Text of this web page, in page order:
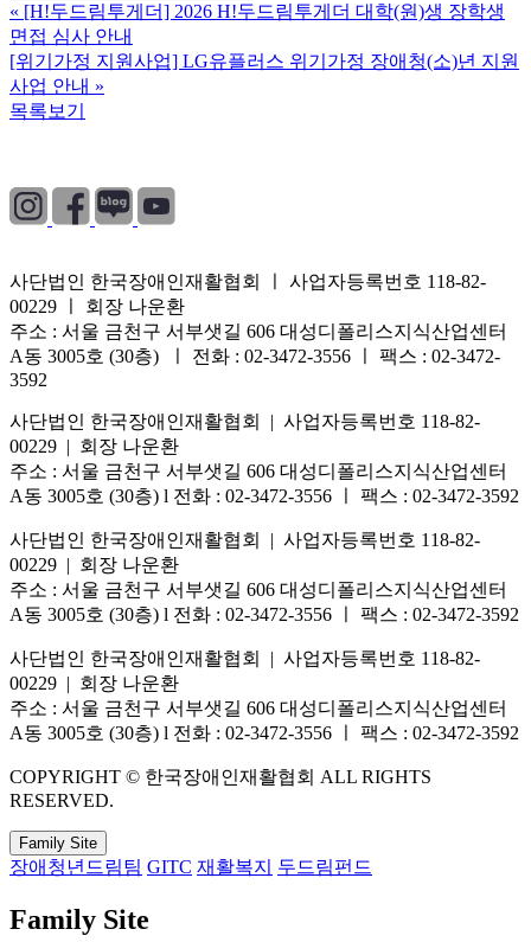
« [H!두드림투게더] 2026 H!두드림투게더 대학(원)생 장학생
면접 심사 안내
[위기가정 지원사업] LG유플러스 위기가정 장애청(소)년 지원
사업 안내 »
목록보기
사단법인 한국장애인재활협회 ㅣ 사업자등록번호 118-82-
00229 ㅣ 회장 나운환
주소 : 서울 금천구 서부샛길 606 대성디폴리스지식산업센터
A동 3005호 (30층) ㅣ 전화 : 02-3472-3556 ㅣ 팩스 : 02-3472-
3592
사단법인 한국장애인재활협회 | 사업자등록번호 118-82-
00229 | 회장 나운환
주소 : 서울 금천구 서부샛길 606 대성디폴리스지식산업센터
A동 3005호 (30층) l 전화 : 02-3472-3556 ㅣ 팩스 : 02-3472-3592
사단법인 한국장애인재활협회 | 사업자등록번호 118-82-
00229 | 회장 나운환
주소 : 서울 금천구 서부샛길 606 대성디폴리스지식산업센터
A동 3005호 (30층) l 전화 : 02-3472-3556 ㅣ 팩스 : 02-3472-3592
사단법인 한국장애인재활협회 | 사업자등록번호 118-82-
00229 | 회장 나운환
주소 : 서울 금천구 서부샛길 606 대성디폴리스지식산업센터
A동 3005호 (30층) l 전화 : 02-3472-3556 ㅣ 팩스 : 02-3472-3592
COPYRIGHT © 한국장애인재활협회 ALL RIGHTS
RESERVED.
Family Site
장애청년드림팀 GITC 재활복지 두드림펀드
Family Site